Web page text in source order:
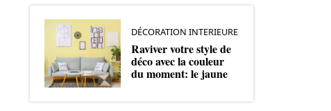
DÉCORATION INTERIEURE
Raviver votre style de
déco avec la couleur
du moment: le jaune